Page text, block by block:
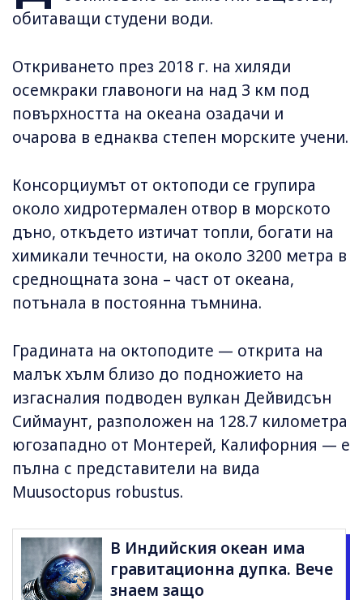
обитаващи студени води.
Откриването през 2018 г. на хиляди
осемкраки главоноги на над 3 км под
повърхността на океана озадачи и
очарова в еднаква степен морските учени.
Консорциумът от октоподи се групира
около хидротермален отвор в морското
дъно, откъдето изтичат топли, богати на
химикали течности, на около 3200 метра в
среднощната зона – част от океана,
потънала в постоянна тъмнина.
Градината на октоподите — открита на
малък хълм близо до подножието на
изгасналия подводен вулкан Дейвидсън
Сиймаунт, разположен на 128.7 километра
югозападно от Монтерей, Калифорния — е
пълна с представители на вида
Muusoctopus robustus.
В Индийския океан има
гравитационна дупка. Вече
знаем защо